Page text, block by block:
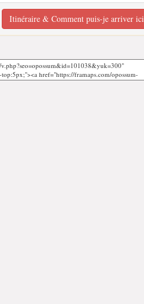
Itinéraire & Comment puis-je arriver ici